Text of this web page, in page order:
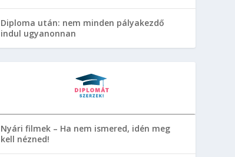
Diploma után: nem minden pályakezdő
indul ugyanonnan
Nyári filmek – Ha nem ismered, idén meg
kell nézned!